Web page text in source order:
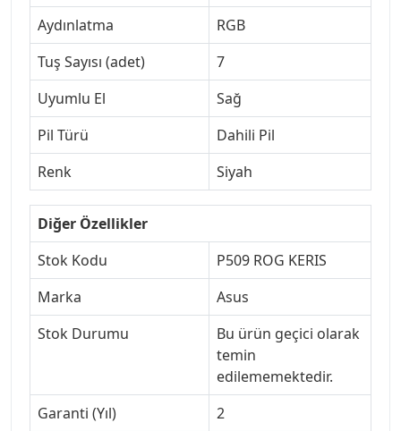
Aydınlatma
RGB
Tuş Sayısı (adet)
7
Uyumlu El
Sağ
Pil Türü
Dahili Pil
Renk
Siyah
Diğer Özellikler
Stok Kodu
P509 ROG KERIS
Marka
Asus
Stok Durumu
Bu ürün geçici olarak
temin
edilememektedir.
Garanti (Yıl)
2